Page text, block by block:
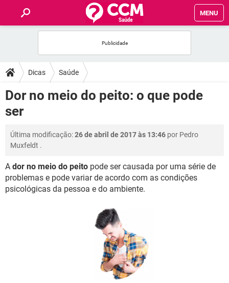
MENU
FÓRUM
SAÚDE
FAMÍLIA
NUTRIÇÃO
BEM-ESTAR
SEXUALIDADE
Dicas Saúde
Dor no meio do peito: o que pode
ser
Última modificação:26 de abril de 2017 às 13:46 por Pedro
Muxfeldt .
A dor no meio do peito pode ser causada por uma série de
problemas e pode variar de acordo com as condições
psicológicas da pessoa e do ambiente.